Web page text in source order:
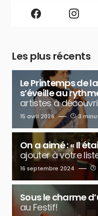
Les plus récents
Le Printemps de
s’éveille au
artistes à
15 avril 2026 3
On a aimé : « Il
ajouter à votre
16 septembre 2024
Sous le charme
au Festif!